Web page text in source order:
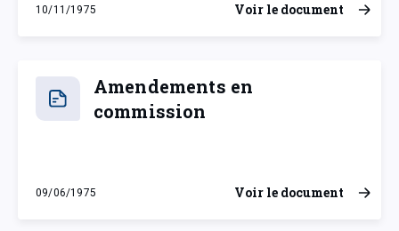
10/11/1975
lundi 10 novembre 1975
Voir le document
Amendements en
commission
09/06/1975
lundi 9 juin 1975
Voir le document